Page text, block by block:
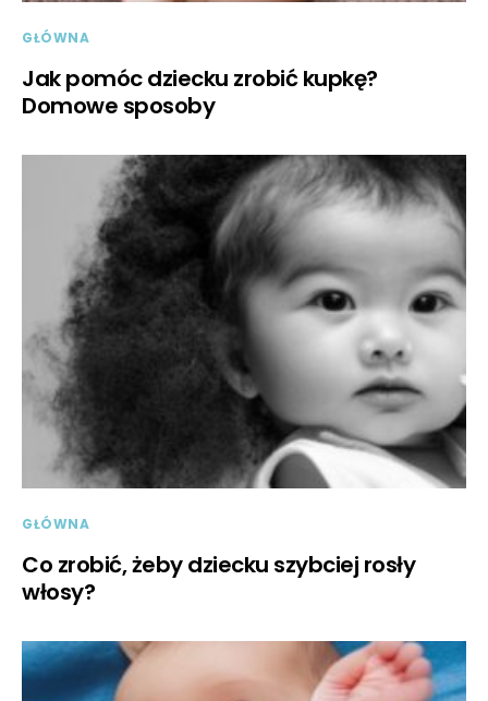
GŁÓWNA
Jak pomóc dziecku zrobić kupkę?
Domowe sposoby
GŁÓWNA
Co zrobić, żeby dziecku szybciej rosły
włosy?